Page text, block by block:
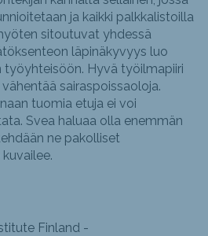
ja kaikki palkkalistoilla
sitoutuvat yhdessä
läpinäkyvyys luo
työyhteisöön. Hyvä työilmapiiri
sairaspoissaoloja.
tuomia etuja ei voi
Svea haluaa olla enemmän
ne pakolliset
Finland -